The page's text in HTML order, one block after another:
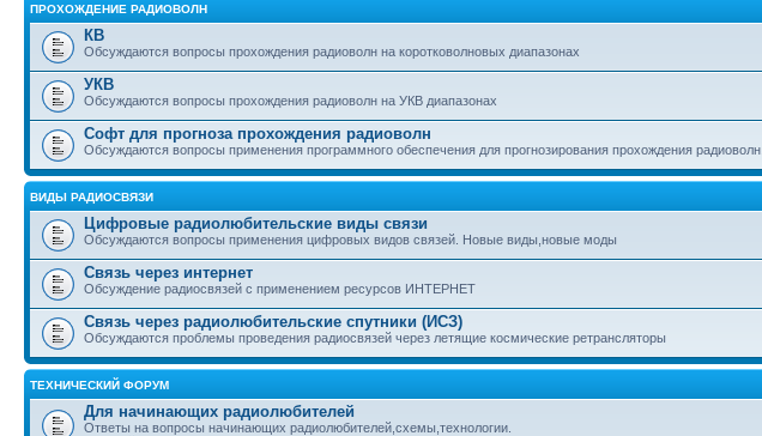
ПРОХОЖДЕНИЕ РАДИОВОЛН
КВ
Обсуждаются вопросы прохождения радиоволн на коротковолновых диапазонах
УКВ
Обсуждаются вопросы прохождения радиоволн на УКВ диапазонах
Софт для прогноза прохождения радиоволн
Обсуждаются вопросы применения программного обеспечения для прогнозирования прохождения радиоволн.
ВИДЫ РАДИОСВЯЗИ
Цифровые радиолюбительские виды связи
Обсуждаются вопросы применения цифровых видов связей. Новые виды,новые моды
Связь через интернет
Обсуждение радиосвязей с применением ресурсов ИНТЕРНЕТ
Связь через радиолюбительские спутники (ИСЗ)
Обсуждаются проблемы проведения радиосвязей через летящие космические ретрансляторы
ТЕХНИЧЕСКИЙ ФОРУМ
Для начинающих радиолюбителей
Ответы на вопросы начинающих радиолюбителей,схемы,технологии.